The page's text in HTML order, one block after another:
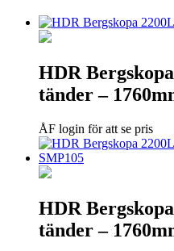
HDR
tänder –
ÅF login för att se pris
HDR
tänder –